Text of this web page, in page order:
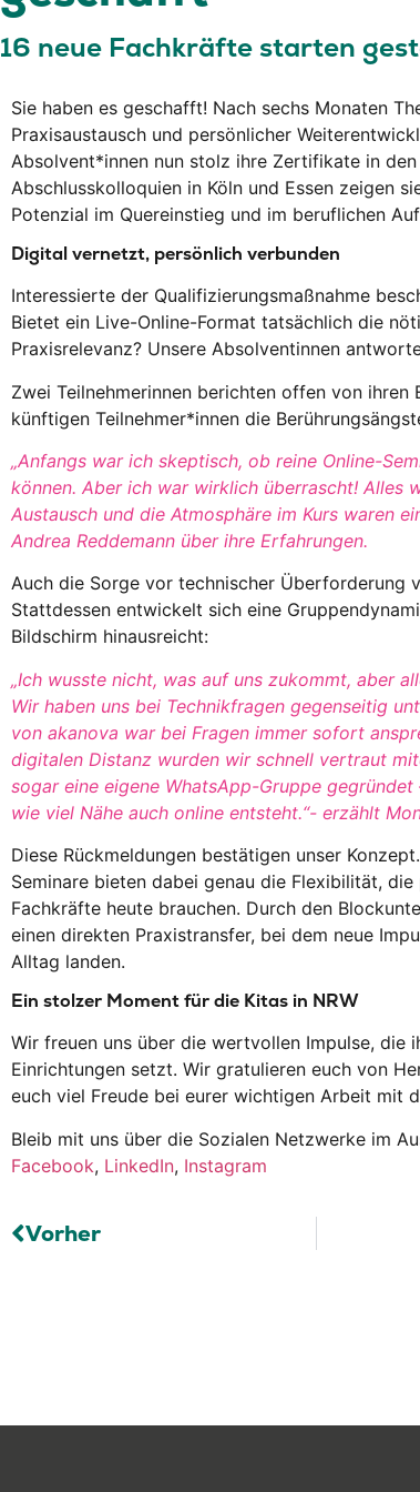
16 neue Fachkräfte starten
Sie haben es geschafft! Nach sechs Monaten
Praxisaustausch und persönlicher
Absolvent*innen nun stolz ihre Zertifikate in den
Abschlusskolloquien in Köln und Essen zeigen
Potenzial im Quereinstieg und im beruflichen
Digital vernetzt, persönlich verbunden
Interessierte der Qualifizierungsmaßnahme
Bietet ein Live-Online-Format tatsächlich die
Praxisrelevanz? Unsere Absolventinnen
Zwei Teilnehmerinnen berichten offen von ihren
künftigen Teilnehmer*innen die
„Anfangs war ich skeptisch, ob reine Online-
können. Aber ich war wirklich überrascht! Alles
Austausch und die Atmosphäre im Kurs waren
Andrea Reddemann über ihre Erfahrungen.
Auch die Sorge vor technischer Überforderung
Stattdessen entwickelt sich eine
Bildschirm hinausreicht:
„Ich wusste nicht, was auf uns zukommt, aber
Wir haben uns bei Technikfragen gegenseitig
von akanova war bei Fragen immer sofort
digitalen Distanz wurden wir schnell vertraut
sogar eine eigene WhatsApp-Gruppe
wie viel Nähe auch online entsteht.“- erzählt
Diese Rückmeldungen bestätigen unser
Seminare bieten dabei genau die Flexibilität,
Fachkräfte heute brauchen. Durch den
einen direkten Praxistransfer, bei dem neue
Alltag landen.
Ein stolzer Moment für die Kitas in NRW
Wir freuen uns über die wertvollen Impulse, die
Einrichtungen setzt. Wir gratulieren euch von
euch viel Freude bei eurer wichtigen Arbeit mit
Bleib mit uns über die Sozialen Netzwerke im
Facebook, LinkedIn, Instagram
Vorher